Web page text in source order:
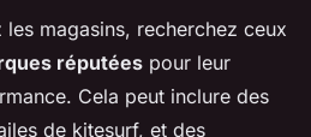
magasins, recherchez ceux
réputées pour leur
Cela peut inclure des
de kitesurf, et des